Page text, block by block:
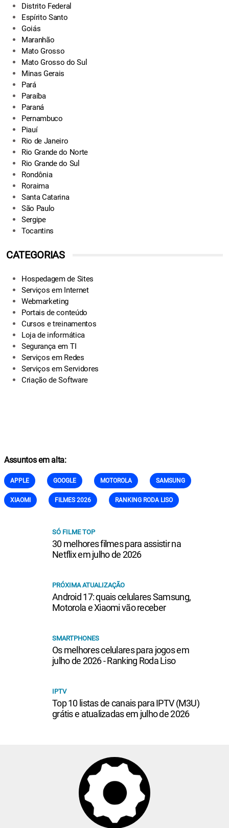
Distrito Federal
Espírito Santo
Goiás
Maranhão
Mato Grosso
Mato Grosso do Sul
Minas Gerais
Pará
Paraíba
Paraná
Pernambuco
Piauí
Rio de Janeiro
Rio Grande do Norte
Rio Grande do Sul
Rondônia
Roraima
Santa Catarina
São Paulo
Sergipe
Tocantins
CATEGORIAS
Hospedagem de Sites
Serviços em Internet
Webmarketing
Portais de conteúdo
Cursos e treinamentos
Loja de informática
Segurança em TI
Serviços em Redes
Serviços em Servidores
Criação de Software
Assuntos em alta:
APPLE GOOGLE MOTOROLA SAMSUNG
XIAOMI FILMES 2026 RANKING RODA LISO
SÓ FILME TOP
30 melhores filmes para assistir na
Netflix em julho de 2026
PRÓXIMA ATUALIZAÇÃO
Android 17: quais celulares Samsung,
Motorola e Xiaomi vão receber
SMARTPHONES
Os melhores celulares para jogos em
julho de 2026 - Ranking Roda Liso
IPTV
Top 10 listas de canais para IPTV (M3U)
grátis e atualizadas em julho de 2026